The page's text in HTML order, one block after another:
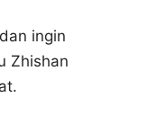
ingin
Zhishan